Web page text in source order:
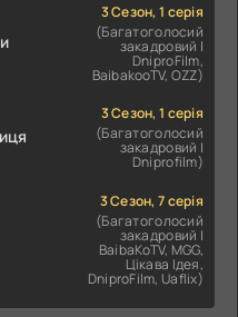
3 Сезон, 1 серія
(Багатоголосий
закадровий |
DniproFilm,
BaibakooTV, OZZ)
3 Сезон, 1 серія
(Багатоголосий
закадровий |
Dniprofilm)
3 Сезон, 7 серія
(Багатоголосий
закадровий |
BaibaKoTV, MGG,
Цікава Ідея,
DniproFilm, Uaflix)